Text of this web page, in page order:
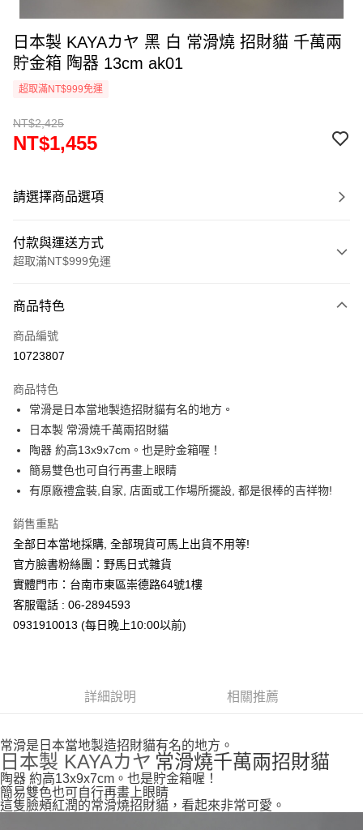
日本製 KAYAカヤ 黑 白 常滑燒 招財貓 千萬兩
貯金箱 陶器 13cm ak01
超取滿NT$999免運
NT$2,425
NT$1,455
請選擇商品選項
付款與運送方式
超取滿NT$999免運
信用卡一次付款
信用卡分期付款
合作金庫商業銀行
華南商業銀行
彰化商業銀行
上海商業儲蓄銀行
國泰世華商業銀行
兆豐國際商業銀行
臺灣中小企業銀行
匯豐（台灣）商業銀行
華泰商業銀行
聯邦商業銀行
遠東國際商業銀行
元大商業銀行
台新國際商業銀行
中國信託商業銀行
台灣樂天信用卡公司
超商取貨付款
LINE Pay
Apple Pay
街口支付
悠遊付
Google Pay
ATM付款
運送方式
付款後全家取貨
7-11取貨付款
每筆NT$65，滿NT$999(含以上)免運費
付款後7-11取貨
商品特色
商品編號
10723807
商品特色
常滑是日本當地製造招財貓有名的地方。
日本製 常滑燒千萬兩招財貓
陶器 約高13x9x7cm。也是貯金箱喔！
簡易雙色也可自行再畫上眼睛
有原廠禮盒裝,自家, 店面或工作場所擺設, 都是很棒的吉祥物!
銷售重點
全部日本當地採購, 全部現貨可馬上出貨不用等!
官方臉書粉絲團：野馬日式雜貨
實體門市：台南市東區崇德路64號1樓
客服電話 : 06-2894593
0931910013 (每日晚上10:00以前)
詳細說明 相關推薦
常滑是日本當地製造招財貓有名的地方。
日本製 KAYAカヤ 常滑燒千萬兩招財貓
陶器 約高13x9x7cm。也是貯金箱喔！
簡易雙色也可自行再畫上眼睛
這隻臉頰紅潤的常滑燒招財貓，看起來非常可愛。